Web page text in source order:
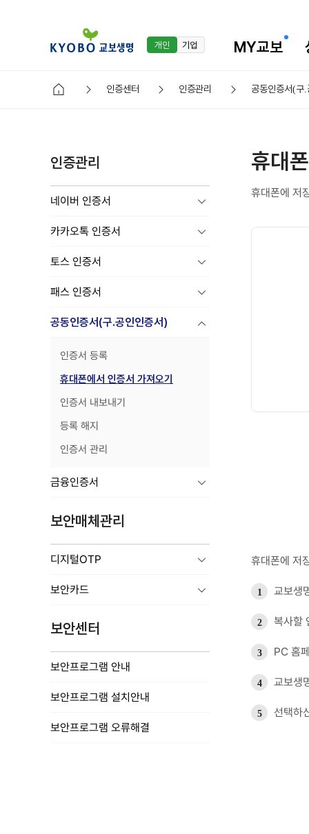
개인 기업 MY교보
인증관리
네이버 인증서
카카오톡 인증서
토스 인증서
패스 인증서
공동인증서(구.공인인증서)
인증서 등록
휴대폰에서 인증서 가져오기
인증서 내보내기
등록 해지
인증서 관리
금융인증서
보안매체관리
디지털OTP
보안카드
보안센터
보안프로그램 안내
보안프로그램 설치안내
보안프로그램 오류해결
인증센터 인증관리 공동인증서(구
휴대
휴대폰에 저
휴대폰에 저
1 교보생
2 복사할
3 PC 홈
4 교보생
5 선택하